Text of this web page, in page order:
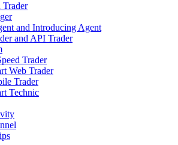
and Introducing Agent
and API Trader
Trader
Web Trader
Trader
Technic